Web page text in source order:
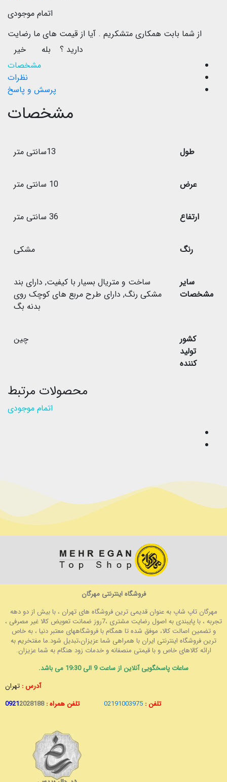
اتمام موجودی
از شما بابت همکاری متشکریم . آیا از قیمت های ما رضایت
دارید ؟
بله
خیر
مشخصات
نظرات
پرسش و پاسخ
مشخصات
طول 13سانتی متر
عرض 10 سانتی متر
ارتفاع 36 سانتی متر
رنگ مشکی
سایر
مشخصات
ساخت و متریال بسیار با کیفیت, دارای بند
مشکی رنگ, دارای طرح مربع های کوچک روی
بدنه بگ
کشور
تولید
کننده
چین
محصولات مرتبط
اتمام موجودی
فروشگاه اینترنتی مهرگان
مهرگان تاپ شاپ به عنوان قدیمی ترین فروشگاه های تهران ، با بیش از دو دهه
تجربه ، با پایبندی به اصول رضایت مشتری ،7روز ضمانت تعویض کالا غیر مصرفی ،
و تضمین اصالت کالا، موفق شده تا همگام با فروشگاههای معتبر دنیا ، به خاص
ترین فروشگاه اینترنتی ایران با همراهی شما عزیزان،تبدیل شود.ما مفتخریم به
ارائه کالاهای خاص و با قیمتی منصفانه و خدمات زود هنگام به شما عزیزان.
ساعات پاسخگویی آنلاین از ساعت 9 الی 19:30 می باشد.
آدرس : تهران
تلفن : 02191003975 تلفن همراه : 09212028188